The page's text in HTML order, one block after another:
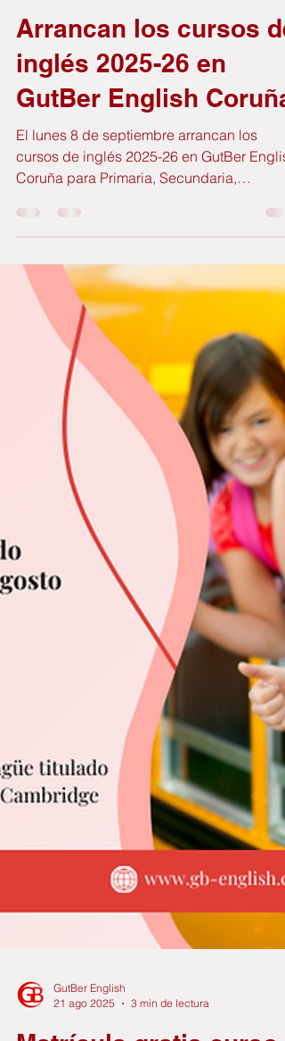
3 min de lectura
Arrancan los cursos de
inglés 2025-26 en
GutBer English Coruña
El lunes 8 de septiembre arrancan los
cursos de inglés 2025-26 en GutBer
Coruña para Primaria, Secundaria,